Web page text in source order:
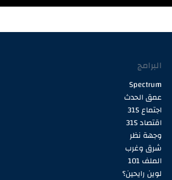
البرامج
Spectrum
عمق الحدث
اجتماع 315
اقتصاد 315
وجهة نظر
شرق وغرب
الملف 101
لوين رايحين؟